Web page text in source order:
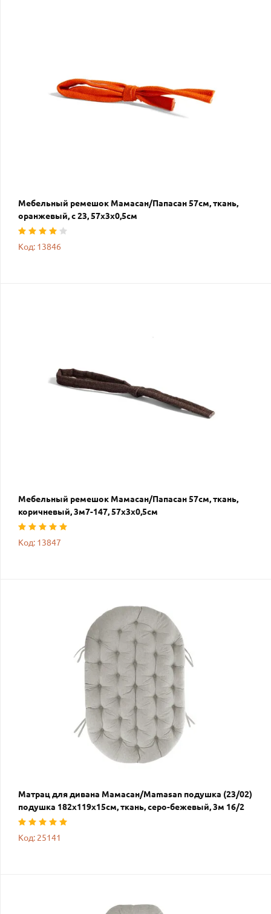
Мебельный ремешок Мамасан/Папасан 57см, ткань,
оранжевый, с 23, 57х3х0,5см
Код: 13846
Мебельный ремешок Мамасан/Папасан 57см, ткань,
коричневый, 3м7-147, 57х3х0,5см
Код: 13847
Матрац для дивана Мамасан/Mamasan подушка (23/02)
подушка 182х119х15см, ткань, серо-бежевый, 3м 16/2
Код: 25141